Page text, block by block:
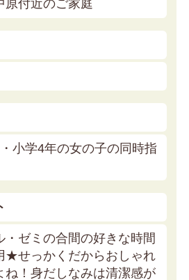
原付近のご家庭
小学4年の女の子の同時指
ゼミの合間の好きな時間
★せっかくだからおしゃれ
ね！身だしなみは清潔感が